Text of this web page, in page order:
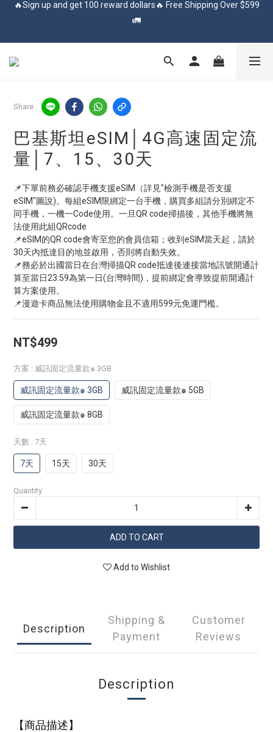
🚛
✨登入會員 享會員獨享價✨
Share
巴基斯坦eSIM│4G高速固定流
量│7、15、30天
📌下單前務必確認手機支援eSIM（詳見"檢測手機是否支援
eSIM"圖說)。每組eSIM限綁定一台手機，購買多組請分別綁定不
同手機，一機一Code使用。一旦QR code掃描後，其他手機將無
法使用此組QRcode
📌eSIM的QR code會寄至您的會員信箱；收到eSIM當天起，請於
30天內抵達目的地並啟用，否則將自動失效。
📌務必於出國當日在台灣掃描QR code抵達後連接當地訊號開通計
算至當日23:59為第一日(台灣時間)，提前綁定會導致提前開通計
算方案使用。
📌漫遊卡商品無法使用購物金且不適用599元免運門檻。
NT$499
方案 : 威訊固定流量款๑ 3GB
威訊固定流量款๑ 3GB 威訊固定流量款๑ 5GB
威訊固定流量款๑ 8GB
天數 : 7天
7天 15天 30天
Quantity
ADD TO CART
Add to Wishlist
Description
Shipping &
Payment
Customer
Reviews
Description
【商品描述】